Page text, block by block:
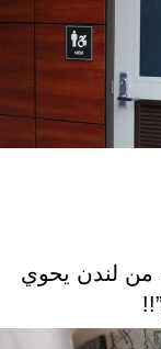
من لندن يحوي